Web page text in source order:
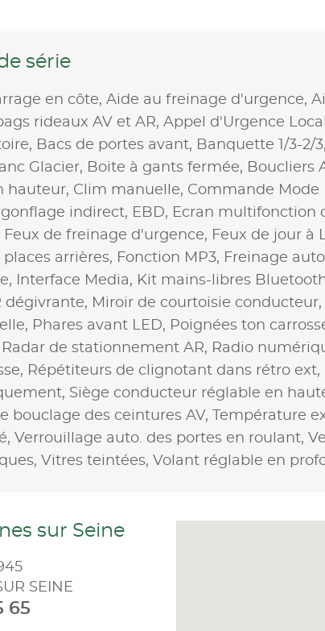
série
en côte, Aide au freinage d'urgence,
rideaux AV et AR, Appel d'Urgence
Bacs de portes avant, Banquette 1/3-2/3,
Glacier, Boite à gants fermée, Boucliers
hauteur, Clim manuelle, Commande Mode
indirect, EBD, Ecran multifonction
Feux de freinage d'urgence, Feux de jour à
arrières, Fonction MP3, Freinage
Interface Media, Kit mains-libres
dégivrante, Miroir de courtoisie conducteur,
Phares avant LED, Poignées ton
Radar de stationnement AR, Radio
Répétiteurs de clignotant dans rétro ext,
Siège conducteur réglable en
bouclage des ceintures AV, Température
Verrouillage auto. des portes en roulant,
Vitres teintées, Volant réglable en
sur Seine
SEINE
65